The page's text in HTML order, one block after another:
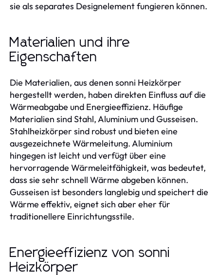
sie als separates Designelement fungieren können.
Materialien und ihre
Eigenschaften
Die Materialien, aus denen sonni Heizkörper
hergestellt werden, haben direkten Einfluss auf die
Wärmeabgabe und Energieeffizienz. Häufige
Materialien sind Stahl, Aluminium und Gusseisen.
Stahlheizkörper sind robust und bieten eine
ausgezeichnete Wärmeleitung. Aluminium
hingegen ist leicht und verfügt über eine
hervorragende Wärmeleitfähigkeit, was bedeutet,
dass sie sehr schnell Wärme abgeben können.
Gusseisen ist besonders langlebig und speichert die
Wärme effektiv, eignet sich aber eher für
traditionellere Einrichtungsstile.
Energieeffizienz von sonni
Heizkörper